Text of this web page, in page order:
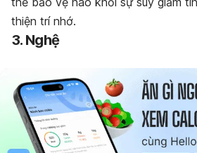
thiện trí nhớ.
3. Nghệ